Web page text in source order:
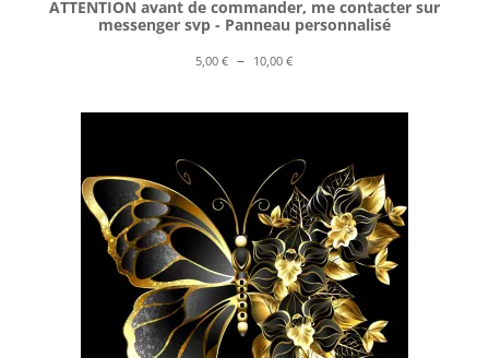
ATTENTION avant de commander, me contacter sur
messenger svp - Panneau personnalisé
5,00€ – 10,00€Plage
prix :
à
10,00 €